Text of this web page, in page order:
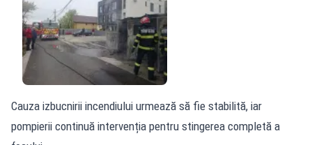
Cauza izbucnirii incendiului urmează să fie stabilită, iar
pompierii continuă intervenția pentru stingerea completă a